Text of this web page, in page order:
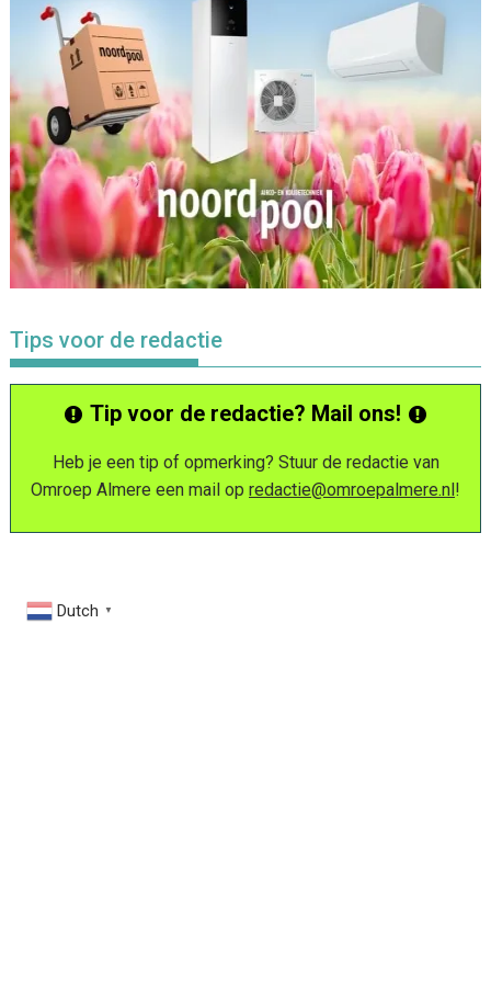
Tips voor de redactie
Tip voor de redactie? Mail ons!
Heb je een tip of opmerking? Stuur de redactie van
Omroep Almere een mail op redactie@omroepalmere.nl!
Dutch ▼